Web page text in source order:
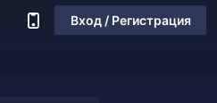
Вход / Регистрация